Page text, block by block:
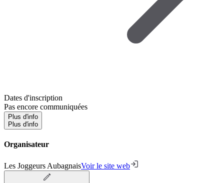
Dates d'inscription
Pas encore communiquées
Plus d'info
Plus d'info
Organisateur
Les Joggeurs AubagnaisVoir le site web